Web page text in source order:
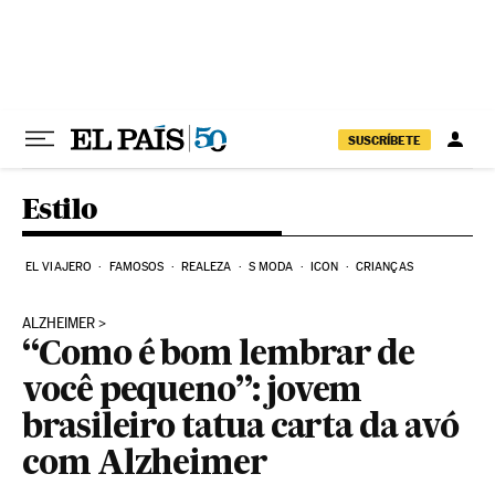
SUSCRÍBETE
Estilo
EL VIAJERO FAMOSOS REALEZA S MODA ICON CRIANÇAS
ALZHEIMER
“Como é bom lembrar de
você pequeno”: jovem
brasileiro tatua carta da avó
com Alzheimer